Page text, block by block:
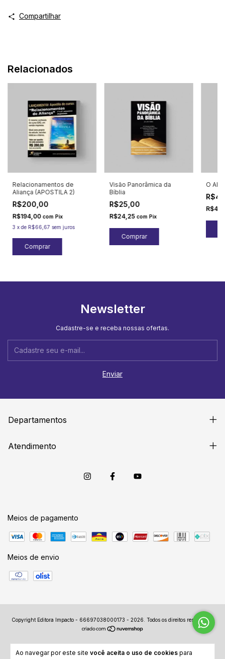
Ao navegar por este site você aceita o uso de cookies para
Compartilhar
Relacionados
Relacionamentos de
Aliança (APOSTILA 2)
R$200,00
R$194,00 com Pix
3 xde R$66,67 sem juros
Visão Panorâmica da
Bíblia
R$25,00
R$24,25 com Pix
O
Newsletter
Cadastre-se e receba nossas ofertas.
Departamentos
Atendimento
Meios de pagamento
Meios de envio
Copyright Editora Impacto - 66697038000173 - 2026. Todos os direitos reservados.